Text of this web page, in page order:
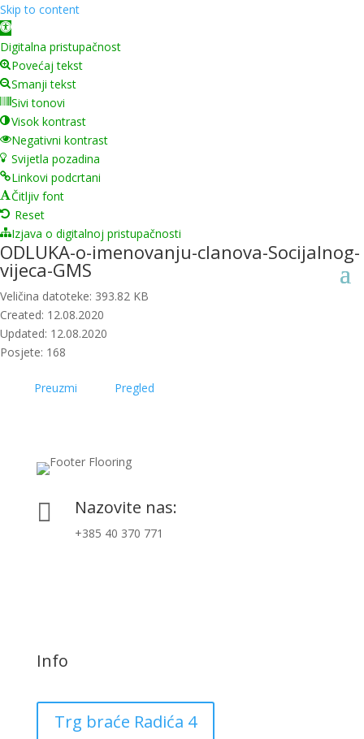
Skip to content
Open toolbar
Digitalna pristupačnost
Povećaj tekst
Smanji tekst
Sivi tonovi
Visok kontrast
Negativni kontrast
Svijetla pozadina
Linkovi podcrtani
Čitljiv font
Reset
Izjava o digitalnoj pristupačnosti
ODLUKA-o-imenovanju-clanova-Socijalnog-
vijeca-GMS
Veličina datoteke: 393.82 KB
Created: 12.08.2020
Updated: 12.08.2020
Posjete: 168
Preuzmi Pregled
 Nazovite nas:
+385 40 370 771
Info
Trg braće Radića 4